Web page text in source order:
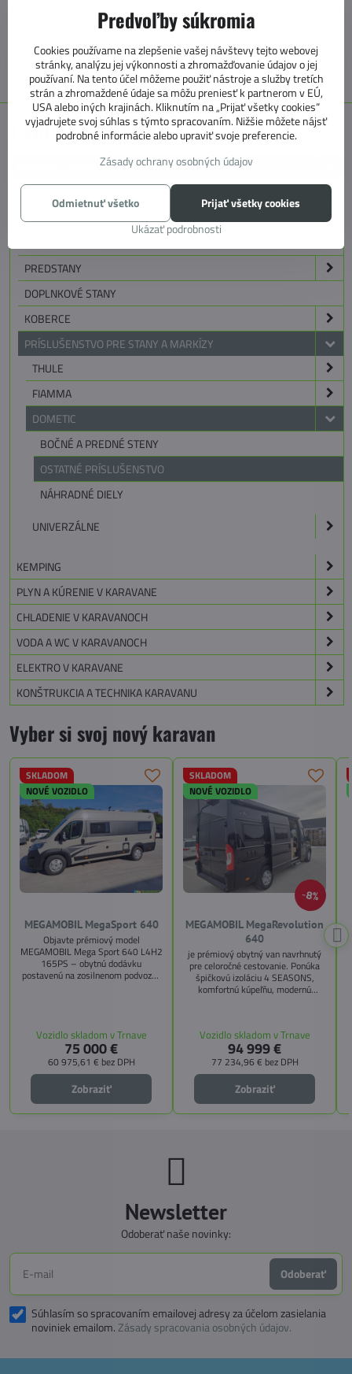
+421 905 531 966
info@4caravan.sk
E SHOP KATEGÓRIE
MARKÍZY, PREDSTANY, KOBERCE
MARKÍZOVE PREDSTANY
PREDSTANY
DOPLNKOVÉ STANY
KOBERCE
PRÍSLUŠENSTVO PRE STANY A MARKÍZY
THULE
FIAMMA
DOMETIC
BOČNÉ A PREDNÉ STENY
OSTATNÉ PRÍSLUŠENSTVO
NÁHRADNÉ DIELY
UNIVERZÁLNE
KEMPING
PLYN A KÚRENIE V KARAVANE
CHLADENIE V KARAVANOCH
VODA A WC V KARAVANOCH
ELEKTRO V KARAVANE
KONŠTRUKCIA A TECHNIKA KARAVANU
Vyber si svoj nový karavan
SKLADOM
NOVÉ VOZIDLO
MEGAMOBIL MegaSport 640
Objavte prémiový model
MEGAMOBIL Mega Sport 640 L4H2
165PS – obytnú dodávku
postavenú na zosilnenom podvozku
pozdĺžnemu lôžku a možnosti
doplniť predné prídavné lôžko.
Vozidlo skladom v Trnave
75 000 €
60 975,61 € bez DPH
Zobraziť
8%
SKLADOM
NOVÉ VOZIDLO
MEGAMOBIL MegaRevolution
640
je prémiový obytný van navrhnutý
pre celoročné cestovanie. Ponúka
špičkovú izoláciu 4 SEASONS,
komfortnú kúpeľňu, modernú
CITY, TECHNO, SICHERHEIT a
MEGA WINTER získate maximálnu
bezpečnosť, pohodlie a
technologické inovácie. Ideálna
voľba pre tých, ktorí hľadajú luxus,
funkčnosť a slobodu na cestách.
Vozidlo skladom v Trnave
94 999 €
77 234,96 € bez DPH
Zobraziť
Newsletter
Odoberať naše novinky:
Odoberať
Súhlasím so spracovaním emailovej adresy za účelom zasielania
noviniek emailom.Zásady spracovania osobných údajov.
Predvoľby súkromia
Cookies používame na zlepšenie vašej návštevy tejto webovej
stránky, analýzu jej výkonnosti a zhromažďovanie údajov o jej
používaní. Na tento účel môžeme použiť nástroje a služby tretích
strán a zhromaždené údaje sa môžu preniesť k partnerom v EÚ,
USA alebo iných krajinách. Kliknutím na „Prijať všetky cookies“
vyjadrujete svoj súhlas s týmto spracovaním. Nižšie môžete nájsť
podrobné informácie alebo upraviť svoje preferencie.
Zásady ochrany osobných údajov
Ukázať podrobnosti
Prijať všetky cookies
Odmietnuť všetko